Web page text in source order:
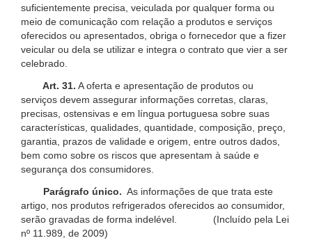
suficientemente precisa, veiculada por qualquer forma ou
meio de comunicação com relação a produtos e serviços
oferecidos ou apresentados, obriga o fornecedor que a fizer
veicular ou dela se utilizar e integra o contrato que vier a ser
celebrado.
Art. 31. A oferta e apresentação de produtos ou
serviços devem assegurar informações corretas, claras,
precisas, ostensivas e em língua portuguesa sobre suas
características, qualidades, quantidade, composição, preço,
garantia, prazos de validade e origem, entre outros dados,
bem como sobre os riscos que apresentam à saúde e
segurança dos consumidores.
Parágrafo único. As informações de que trata este
artigo, nos produtos refrigerados oferecidos ao consumidor,
serão gravadas de forma indelével. (Incluído pela Lei
nº 11.989, de 2009)